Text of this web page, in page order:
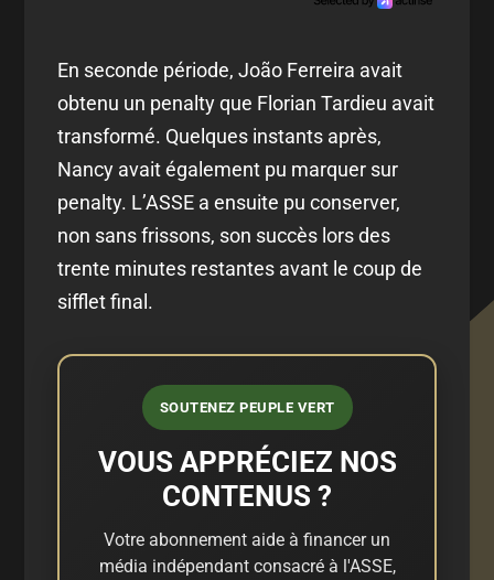
En seconde période, João Ferreira avait
obtenu un penalty que Florian Tardieu avait
transformé. Quelques instants après,
Nancy avait également pu marquer sur
penalty. L’ASSE a ensuite pu conserver,
non sans frissons, son succès lors des
trente minutes restantes avant le coup de
sifflet final.
SOUTENEZ PEUPLE VERT
VOUS APPRÉCIEZ NOS
CONTENUS ?
Votre abonnement aide à financer un
média indépendant consacré à l'ASSE,